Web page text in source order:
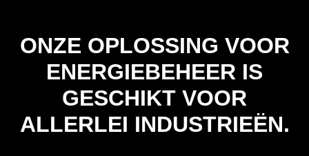
ONZE OPLOSSING VOOR
ENERGIEBEHEER IS
GESCHIKT VOOR
ALLERLEI INDUSTRIEËN.